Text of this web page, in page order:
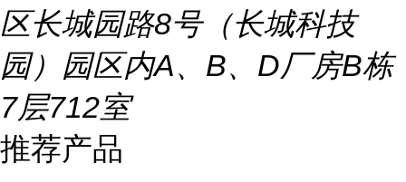
区长城园路8号（长城科技
园）园区内A、B、D厂房B栋
7层712室
推荐产品